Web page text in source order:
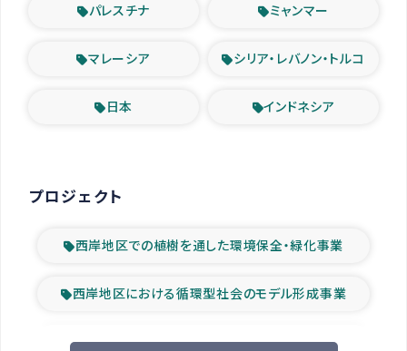
パレスチナ ミャンマー
マレーシア シリア・レバノン・トルコ
日本 インドネシア
プロジェクト
西岸地区での植樹を通した環境保全・緑化事業
西岸地区における循環型社会のモデル形成事業
ツアー参加者の声